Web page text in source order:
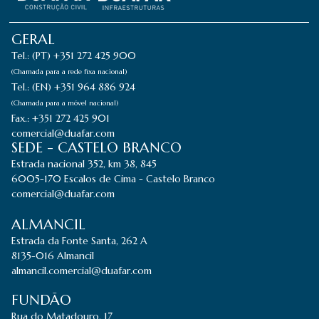
GERAL
Tel.: (PT) +351 272 425 900
(Chamada para a rede fixa nacional)
Tel.: (EN) +351 964 886 924
(Chamada para a móvel nacional)
Fax.: +351 272 425 901
comercial@duafar.com
SEDE - CASTELO BRANCO
Estrada nacional 352, km 38, 845
6005-170 Escalos de Cima - Castelo Branco
comercial@duafar.com
ALMANCIL
Estrada da Fonte Santa, 262 A
8135-016 Almancil
almancil.comercial@duafar.com
FUNDÃO
Rua do Matadouro, 17